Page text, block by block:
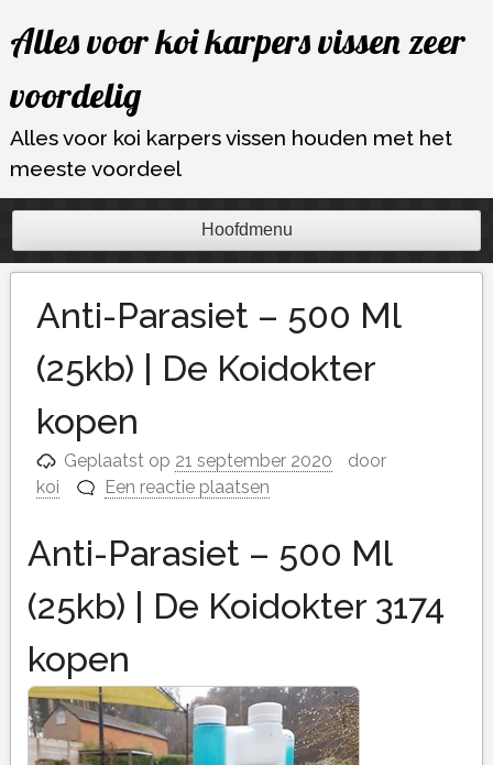
naar
inhoud
Alles voor koi karpers vissen zeer
voordelig
Alles voor koi karpers vissen houden met het
meeste voordeel
Hoofdmenu
Anti-Parasiet – 500 Ml
(25kb) | De Koidokter
kopen
Geplaatst op 21 september 2020
door
koi
Een reactie plaatsen
Anti-Parasiet – 500 Ml
(25kb) | De Koidokter 3174
kopen